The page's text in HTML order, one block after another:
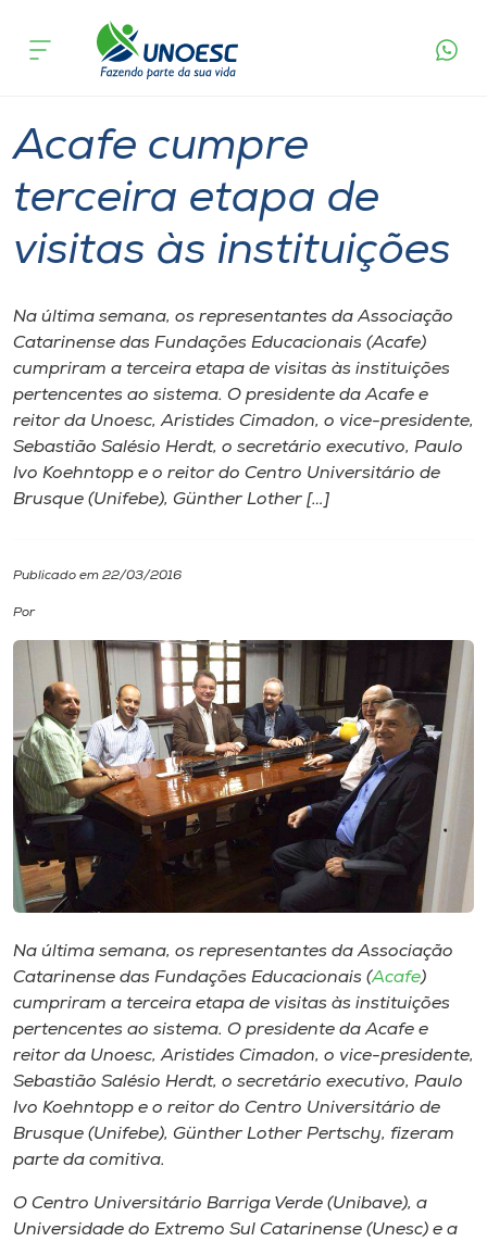
Cursos
Pesquisa
Atendimento ao Estudante
Portal de Ensino
A
Unoesc
Internacionalização
Cultura
CPA
Biblioteca
Editora
Museu
Unoesc
Store
o idioma
acontece
Acafe cumpre
terceira etapa de
visitas às instituições
Na última semana, os representantes da Associação
Catarinense das Fundações Educacionais (Acafe)
cumpriram a terceira etapa de visitas às instituições
pertencentes ao sistema. O presidente da Acafe e
reitor da Unoesc, Aristides Cimadon, o vice-presidente,
Sebastião Salésio Herdt, o secretário executivo, Paulo
Ivo Koehntopp e o reitor do Centro Universitário de
Brusque (Unifebe), Günther Lother […]
Publicado em 22/03/2016
Por
Na última semana, os representantes da Associação
Catarinense das Fundações Educacionais (Acafe)
cumpriram a terceira etapa de visitas às instituições
pertencentes ao sistema. O presidente da Acafe e
reitor da Unoesc, Aristides Cimadon, o vice-presidente,
Sebastião Salésio Herdt, o secretário executivo, Paulo
Ivo Koehntopp e o reitor do Centro Universitário de
Brusque (Unifebe), Günther Lother Pertschy, fizeram
parte da comitiva.
O Centro Universitário Barriga Verde (Unibave), a
Universidade do Extremo Sul Catarinense (Unesc) e a